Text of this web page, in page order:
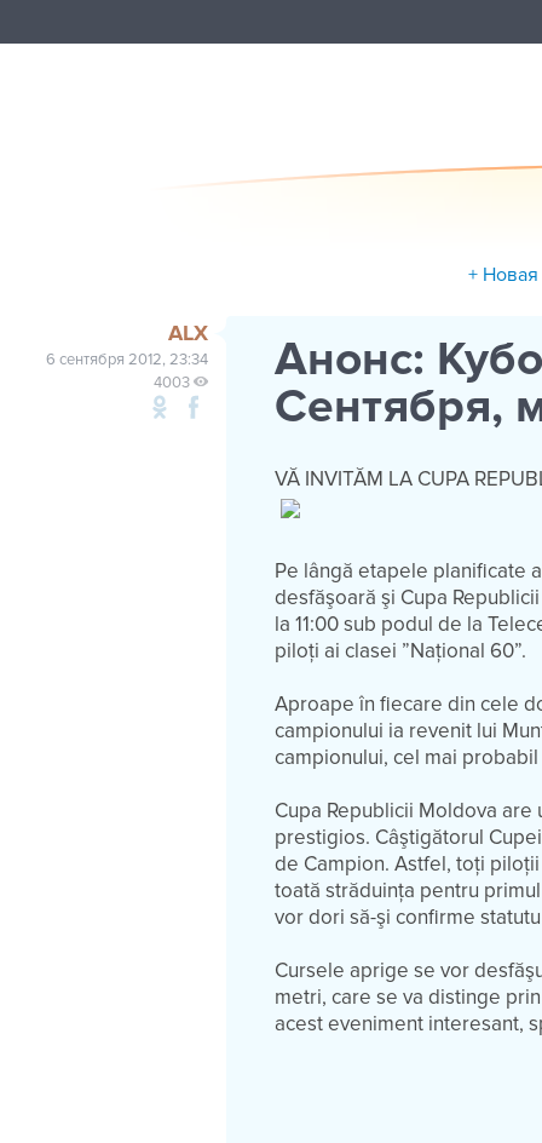
+ Новая
ALX
6 сентября 2012, 23:34
4003
Анонс:
Сентября,
VĂ INVITĂM LA CUPA
Pe lângă etapele planificate
desfăşoară şi Cupa
la 11:00 sub podul de la
piloţi ai clasei ”Naţional 60”.
Aproape în fiecare din cele
campionului ia revenit lui
campionului, cel mai
Cupa Republicii Moldova
prestigios. Câştigătorul
de Campion. Astfel, toţi
toată străduinţa pentru
vor dori să-şi confirme
Cursele aprige se vor
metri, care se va distinge
acest eveniment interesant,